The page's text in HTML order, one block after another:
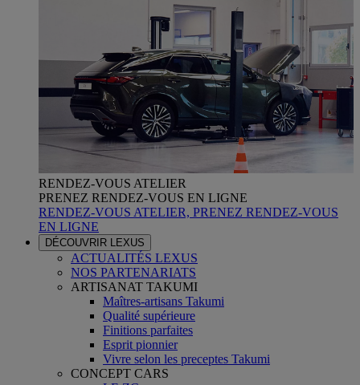
RENDEZ-VOUS ATELIER
PRENEZ RENDEZ-VOUS EN LIGNE
RENDEZ-VOUS ATELIER, PRENEZ RENDEZ-VOUS
EN LIGNE
DÉCOUVRIR LEXUS
ACTUALITÉS LEXUS
NOS PARTENARIATS
ARTISANAT TAKUMI
Maîtres-artisans Takumi
Qualité supérieure
Finitions parfaites
Esprit pionnier
Vivre selon les preceptes Takumi
CONCEPT CARS